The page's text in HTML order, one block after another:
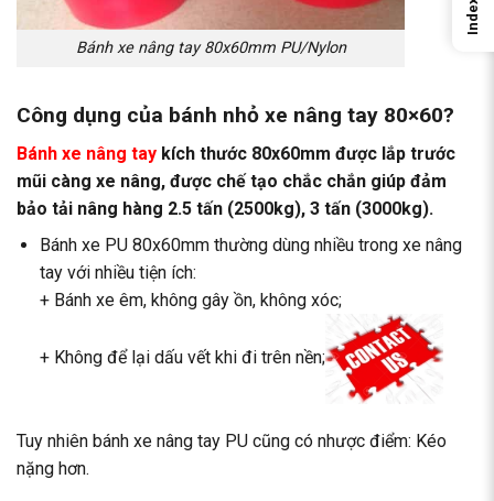
Bánh xe nâng tay 80x60mm PU/Nylon
Công dụng của bánh nhỏ xe nâng tay 80×60?
Bánh xe nâng tay kích thước 80x60mm được lắp trước
mũi càng xe nâng, được chế tạo chắc chắn giúp đảm
bảo tải nâng hàng 2.5 tấn (2500kg), 3 tấn (3000kg).
Bánh xe PU 80x60mm thường dùng nhiều trong xe nâng
tay với nhiều tiện ích:
+ Bánh xe êm, không gây ồn, không xóc;
+ Không để lại dấu vết khi đi trên nền;
Tuy nhiên bánh xe nâng tay PU cũng có nhược điểm: Kéo
nặng hơn.
Index